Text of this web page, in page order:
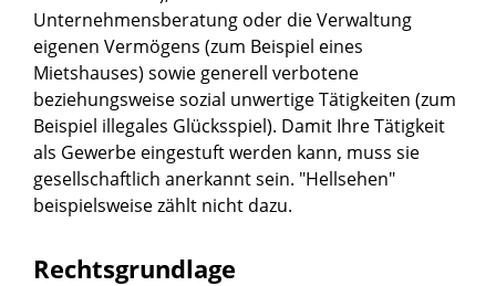
Unternehmensberatung oder die Verwaltung
eigenen Vermögens (zum Beispiel eines
Mietshauses) sowie generell verbotene
beziehungsweise sozial unwertige Tätigkeiten (zum
Beispiel illegales Glücksspiel). Damit Ihre Tätigkeit
als Gewerbe eingestuft werden kann, muss sie
gesellschaftlich anerkannt sein. "Hellsehen"
beispielsweise zählt nicht dazu.
Rechtsgrundlage